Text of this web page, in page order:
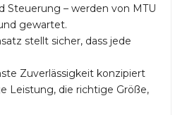
Steuerung – werden von MTU
gewartet.
stellt sicher, dass jede
Zuverlässigkeit konzipiert
Leistung, die richtige Größe,